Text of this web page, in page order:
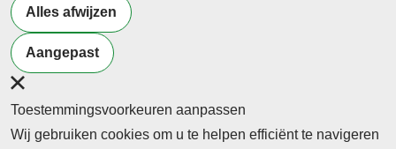
Terug naar nieuwsoverzicht
Alles afwijzen
Aangepast
Toestemmingsvoorkeuren aanpassen
Wij gebruiken cookies om u te helpen efficiënt te navigeren